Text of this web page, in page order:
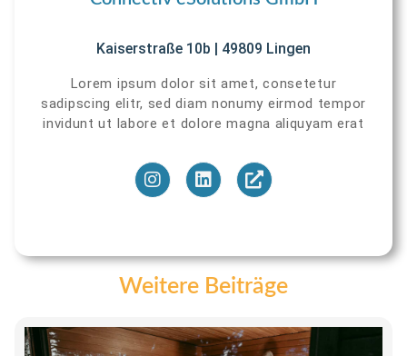
Kaiserstraße 10b | 49809 Lingen
Lorem ipsum dolor sit amet, consetetur
sadipscing elitr, sed diam nonumy eirmod tempor
invidunt ut labore et dolore magna aliquyam erat
Weitere Beiträge